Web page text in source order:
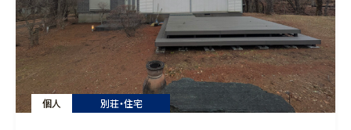
個人 別荘・住宅